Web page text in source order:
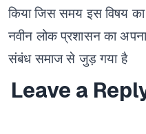
किया जिस समय इस विषय
नवीन लोक प्रशासन का
संबंध समाज से जुड़ गया है
Leave a